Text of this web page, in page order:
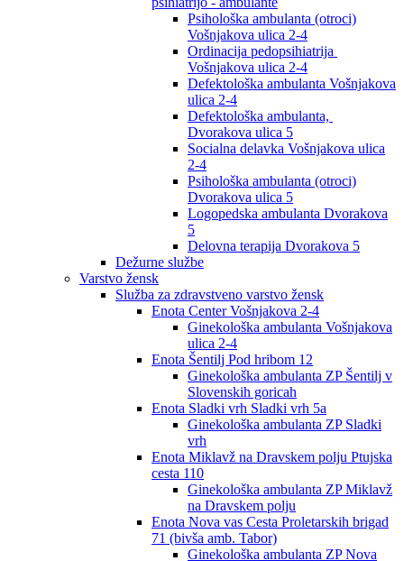
Psihološka ambulanta (otroci)
Vošnjakova ulica 2-4
Ordinacija pedopsihiatrija
Vošnjakova ulica 2-4
Defektološka ambulanta Vošnjakova
ulica 2-4
Defektološka ambulanta,
Dvorakova ulica 5
Socialna delavka Vošnjakova ulica
2-4
Psihološka ambulanta (otroci)
Dvorakova ulica 5
Logopedska ambulanta Dvorakova
5
Delovna terapija Dvorakova 5
Dežurne službe
Varstvo žensk
Služba za zdravstveno varstvo žensk
Enota Center Vošnjakova 2-4
Ginekološka ambulanta Vošnjakova
ulica 2-4
Enota Šentilj Pod hribom 12
Ginekološka ambulanta ZP Šentilj v
Slovenskih goricah
Enota Sladki vrh Sladki vrh 5a
Ginekološka ambulanta ZP Sladki
vrh
Enota Miklavž na Dravskem polju Ptujska
cesta 110
Ginekološka ambulanta ZP Miklavž
na Dravskem polju
Enota Nova vas Cesta Proletarskih brigad
71 (bivša amb. Tabor)
Ginekološka ambulanta ZP Nova